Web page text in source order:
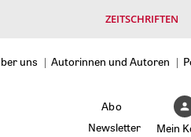
ZEITSCHRIFTEN
uns Autorinnen und Autoren
Abo
Newsletter
Mein